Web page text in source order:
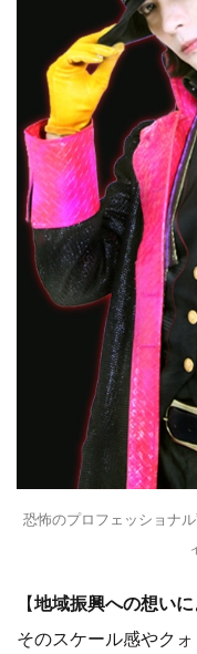
恐怖のプロフェッショナ
【地域振興への想いに
そのスケール感やク